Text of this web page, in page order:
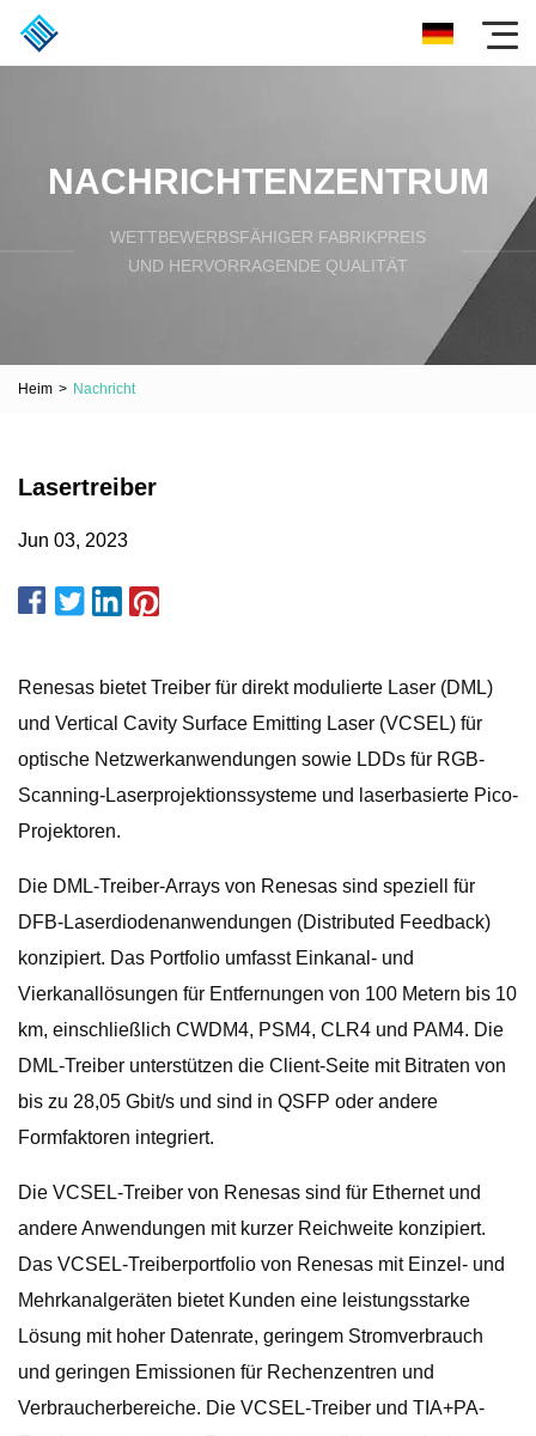
NACHRICHTENZENTRUM
WETTBEWERBSFÄHIGER FABRIKPREIS
UND HERVORRAGENDE QUALITÄT
Heim > Nachricht
Lasertreiber
Jun 03, 2023
Renesas bietet Treiber für direkt modulierte Laser (DML)
und Vertical Cavity Surface Emitting Laser (VCSEL) für
optische Netzwerkanwendungen sowie LDDs für RGB-
Scanning-Laserprojektionssysteme und laserbasierte Pico-
Projektoren.
Die DML-Treiber-Arrays von Renesas sind speziell für
DFB-Laserdiodenanwendungen (Distributed Feedback)
konzipiert. Das Portfolio umfasst Einkanal- und
Vierkanallösungen für Entfernungen von 100 Metern bis 10
km, einschließlich CWDM4, PSM4, CLR4 und PAM4. Die
DML-Treiber unterstützen die Client-Seite mit Bitraten von
bis zu 28,05 Gbit/s und sind in QSFP oder andere
Formfaktoren integriert.
Die VCSEL-Treiber von Renesas sind für Ethernet und
andere Anwendungen mit kurzer Reichweite konzipiert.
Das VCSEL-Treiberportfolio von Renesas mit Einzel- und
Mehrkanalgeräten bietet Kunden eine leistungsstarke
Lösung mit hoher Datenrate, geringem Stromverbrauch
und geringen Emissionen für Rechenzentren und
Verbraucherbereiche. Die VCSEL-Treiber und TIA+PA-